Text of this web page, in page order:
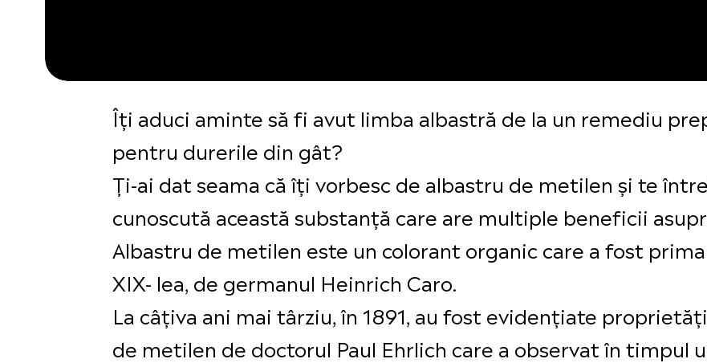
Îți aduci aminte să fi avut limba albastră de la un remediu
pentru durerile din gât?
Ți-ai dat seama că îți vorbesc de albastru de metilen și te
cunoscută această substanță care are multiple beneficii
Albastru de metilen este un colorant organic care a fost
XIX- lea, de germanul Heinrich Caro.
La câțiva ani mai târziu, în 1891, au fost evidențiate
de metilen de doctorul Paul Ehrlich care a observat în timpul